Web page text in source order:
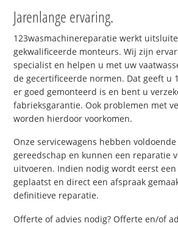
Jarenlange ervaring.
123wasmachinereparatie werkt
gekwalificeerde monteurs. Wij zijn
specialist en helpen u met uw
de gecertificeerde normen. Dat geeft u
er goed gemonteerd is en bent u
fabrieksgarantie. Ook problemen met
worden hierdoor voorkomen.
Onze servicewagens hebben
gereedschap en kunnen een reparatie
uitvoeren. Indien nodig wordt eerst
geplaatst en direct een afspraak
definitieve reparatie.
Offerte of advies nodig? Offerte en/of